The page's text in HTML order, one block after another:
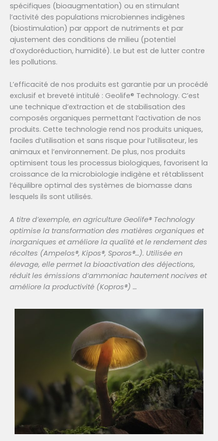
spécifiques (bioaugmentation) ou en stimulant
l’activité des populations microbiennes indigènes
(biostimulation) par apport de nutriments et par
ajustement des conditions de milieu (potentiel
d’oxydoréduction, humidité). Le but est de lutter contre
les pollutions.
L’efficacité de nos produits est garantie par un procédé
exclusif et breveté intitulé : Geolife® Technology. C’est
une technique d’extraction et de stabilisation des
composés organiques permettant l’activation de nos
produits. Cette technologie rend nos produits uniques,
faciles d’utilisation et sans risque pour l’utilisateur, les
animaux et l’environnement. De plus, nos produits
optimisent tous les processus biologiques, favorisent la
croissance de la microbiologie indigène et rétablissent
l’équilibre optimal des systèmes de biomasse dans
lesquels ils sont utilisés.
A titre d’exemple, en agriculture Geolife® Technology
optimise la transformation des matières organiques et
inorganiques et améliore la qualité et le rendement des
récoltes (Ampelos®, Kipos®, Sporos®…). Utilisée en
élevage, elle permet la bioactivation des déjections,
réduit les émissions d’ammoniac hautement nocives et
améliore la productivité (Kopros®) …